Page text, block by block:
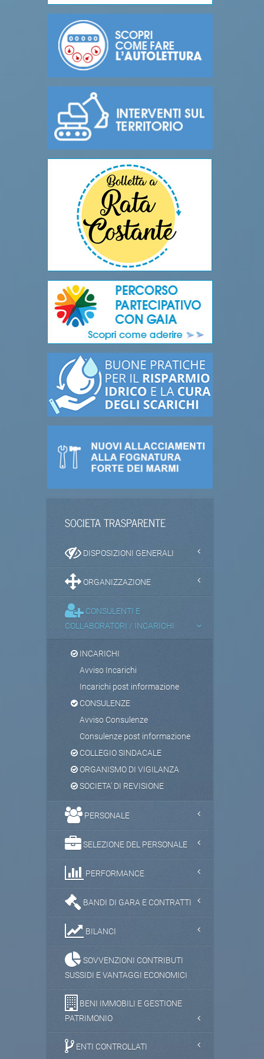
SOCIETA TRASPARENTE
DISPOSIZIONI GENERALI
ORGANIZZAZIONE
CONSULENTI E
COLLABORATORI / INCARICHI
INCARICHI
Avviso Incarichi
Incarichi post informazione
CONSULENZE
Avviso Consulenze
Consulenze post informazione
COLLEGIO SINDACALE
ORGANISMO DI VIGILANZA
SOCIETA' DI REVISIONE
PERSONALE
SELEZIONE DEL PERSONALE
PERFORMANCE
BANDI DI GARA E CONTRATTI
BILANCI
SOVVENZIONI CONTRIBUTI
SUSSIDI E VANTAGGI ECONOMICI
BENI IMMOBILI E GESTIONE
PATRIMONIO
ENTI CONTROLLATI